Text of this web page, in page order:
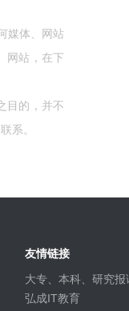
媒体、网站
网站，在下
目的，并不
系。
友情链接
大专、本科、研究报
弘成IT教育